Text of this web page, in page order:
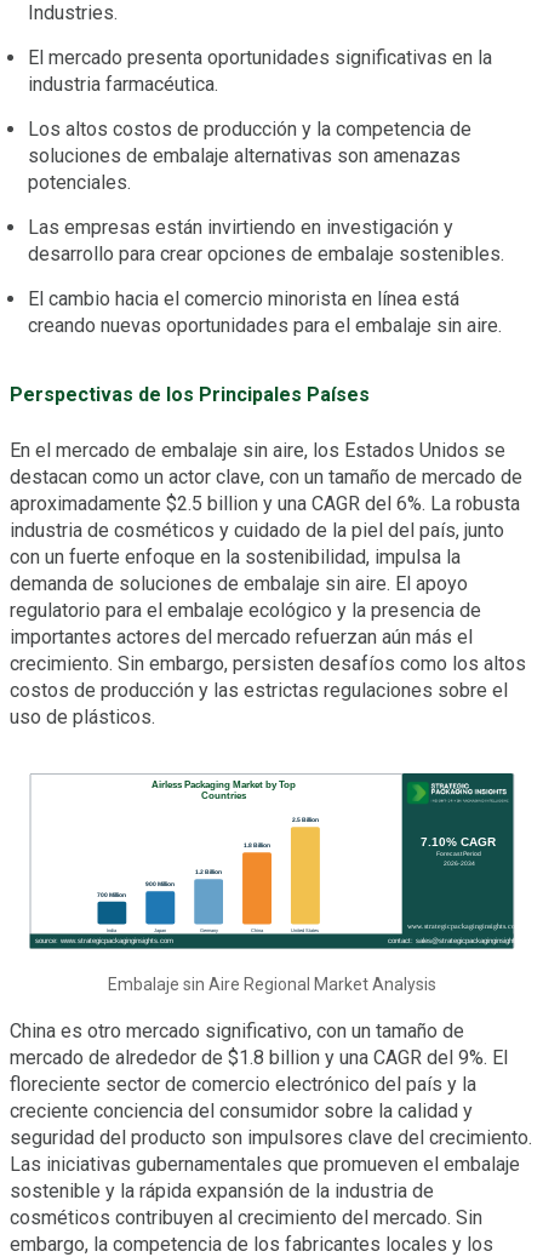
Industries.
El mercado presenta oportunidades significativas en la
industria farmacéutica.
Los altos costos de producción y la competencia de
soluciones de embalaje alternativas son amenazas
potenciales.
Las empresas están invirtiendo en investigación y
desarrollo para crear opciones de embalaje sostenibles.
El cambio hacia el comercio minorista en línea está
creando nuevas oportunidades para el embalaje sin aire.
Perspectivas de los Principales Países
En el mercado de embalaje sin aire, los Estados Unidos se
destacan como un actor clave, con un tamaño de mercado de
aproximadamente $2.5 billion y una CAGR del 6%. La robusta
industria de cosméticos y cuidado de la piel del país, junto
con un fuerte enfoque en la sostenibilidad, impulsa la
demanda de soluciones de embalaje sin aire. El apoyo
regulatorio para el embalaje ecológico y la presencia de
importantes actores del mercado refuerzan aún más el
crecimiento. Sin embargo, persisten desafíos como los altos
costos de producción y las estrictas regulaciones sobre el
uso de plásticos.
Embalaje sin Aire Regional Market Analysis
China es otro mercado significativo, con un tamaño de
mercado de alrededor de $1.8 billion y una CAGR del 9%. El
floreciente sector de comercio electrónico del país y la
creciente conciencia del consumidor sobre la calidad y
seguridad del producto son impulsores clave del crecimiento.
Las iniciativas gubernamentales que promueven el embalaje
sostenible y la rápida expansión de la industria de
cosméticos contribuyen al crecimiento del mercado. Sin
embargo, la competencia de los fabricantes locales y los